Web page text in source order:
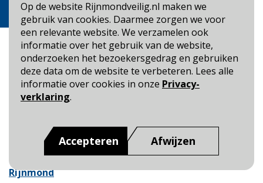
Op de website Rijnmondveilig.nl maken we
gebruik van cookies. Daarmee zorgen we voor
een relevante website. We verzamelen ook
informatie over het gebruik van de website,
onderzoeken het bezoekersgedrag en gebruiken
deze data om de website te verbeteren. Lees alle
informatie over cookies in onze Privacy-
verklaring.
Accepteren Afwijzen
Bel 0900-8387
Blijf op de hoogte
Toegankelijkheid
Dit is een website van:Veiligheidsregio Rotterdam-
Rijnmond